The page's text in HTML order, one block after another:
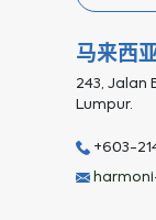
马来西
243, Jalan
Lumpur.
+603-